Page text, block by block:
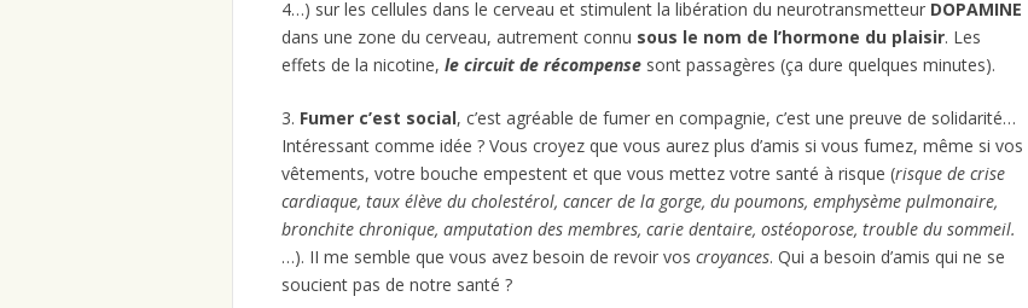
4…) sur les cellules dans le cerveau et stimulent la libération du neurotransmetteur DOPAMINE
dans une zone du cerveau, autrement connu sous le nom de l’hormone du plaisir. Les
effets de la nicotine, le circuit de récompense sont passagères (ça dure quelques minutes).
3. Fumer c’est social, c’est agréable de fumer en compagnie, c’est une preuve de solidarité…
Intéressant comme idée ? Vous croyez que vous aurez plus d’amis si vous fumez, même si vos
vêtements, votre bouche empestent et que vous mettez votre santé à risque (risque de crise
cardiaque, taux élève du cholestérol, cancer de la gorge, du poumons, emphysème pulmonaire,
bronchite chronique, amputation des membres, carie dentaire, ostéoporose, trouble du sommeil.
…). II me semble que vous avez besoin de revoir vos croyances. Qui a besoin d’amis qui ne se
soucient pas de notre santé ?